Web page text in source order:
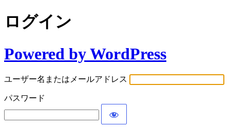
ログイン
Powered by WordPress
ユーザー名またはメールアドレス
パスワード